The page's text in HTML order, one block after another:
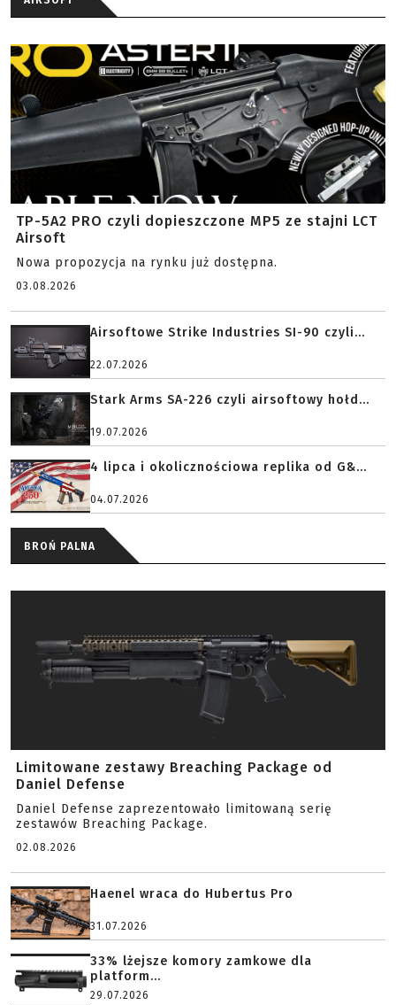
TP-5A2 PRO czyli dopieszczone MP5 ze stajni LCT
Airsoft
Nowa propozycja na rynku już dostępna.
03.08.2026
Airsoftowe Strike Industries SI-90 czyli...
22.07.2026
Stark Arms SA-226 czyli airsoftowy hołd...
19.07.2026
4 lipca i okolicznościowa replika od G&...
04.07.2026
BROŃ PALNA
Limitowane zestawy Breaching Package od
Daniel Defense
Daniel Defense zaprezentowało limitowaną serię
zestawów Breaching Package.
02.08.2026
Haenel wraca do Hubertus Pro
31.07.2026
33% lżejsze komory zamkowe dla
platform...
29.07.2026